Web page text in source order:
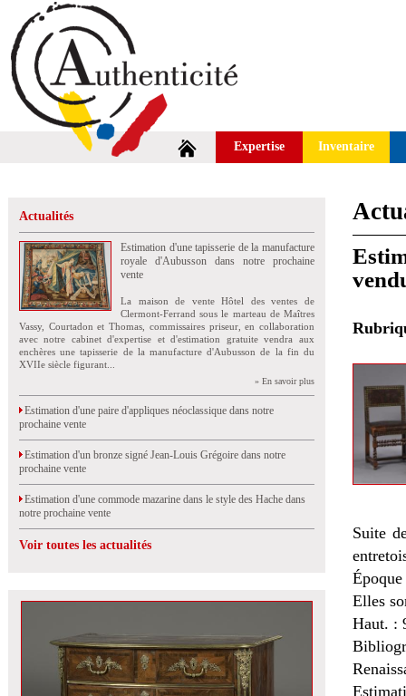
Expertise Inventaire
Actualités
Estimation d'une tapisserie de la manufacture
royale d'Aubusson dans notre prochaine
vente
La maison de vente Hôtel des ventes de
Clermont-Ferrand sous le marteau de Maîtres
Vassy, Courtadon et Thomas, commissaires priseur, en collaboration
avec notre cabinet d'expertise et d'estimation gratuite vendra aux
enchères une tapisserie de la manufacture d'Aubusson de la fin du
XVIIe siècle figurant...
» En savoir plus
Estimation d'une paire d'appliques néoclassique dans notre
prochaine vente
Estimation d'un bronze signé Jean-Louis Grégoire dans notre
prochaine vente
Estimation d'une commode mazarine dans le style des Hache dans
notre prochaine vente
Voir toutes les actualités
Suite
Elles
Haut. :